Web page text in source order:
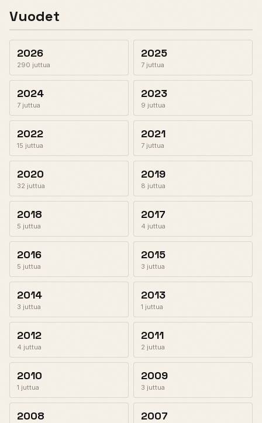
Vuodet
2026
290 juttua
2025
7 juttua
2024
7 juttua
2023
9 juttua
2022
15 juttua
2021
7 juttua
2020
32 juttua
2019
8 juttua
2018
5 juttua
2017
4 juttua
2016
5 juttua
2015
3 juttua
2014
3 juttua
2013
1 juttua
2012
4 juttua
2011
2 juttua
2010
1 juttua
2009
3 juttua
2008 2007